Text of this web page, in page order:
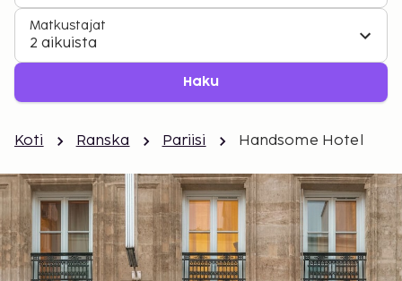
Matkustajat
2 aikuista
Haku
Koti Ranska Pariisi Handsome Hotel